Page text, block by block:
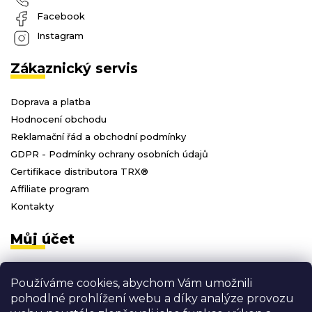
Používáme cookies, abychom Vám umožnili
pohodlné prohlížení webu a díky analýze provozu
Facebook
Instagram
Zákaznický servis
Doprava a platba
Hodnocení obchodu
Reklamační řád a obchodní podmínky
GDPR - Podmínky ochrany osobních údajů
Certifikace distributora TRX®
Affiliate program
Kontakty
Můj účet
Registrace
Moje objednávky